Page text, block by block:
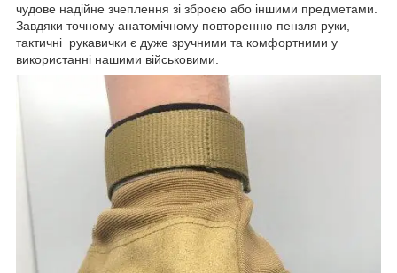
чудове надійне зчеплення зі зброєю або іншими предметами.
Завдяки точному анатомічному повторенню пензля руки,
тактичні рукавички є дуже зручними та комфортними у
використанні нашими військовими.